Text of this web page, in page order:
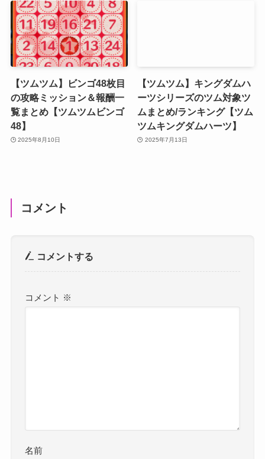
【ツムツム】ビンゴ48枚目
の攻略ミッション＆報酬一
覧まとめ【ツムツムビンゴ
48】
2025年8月10日
【ツムツム】キングダムハ
ーツシリーズのツム対象ツ
ムまとめ/ランキング【ツム
ツムキングダムハーツ】
2025年7月13日
コメント
コメントする
コメント ※
名前